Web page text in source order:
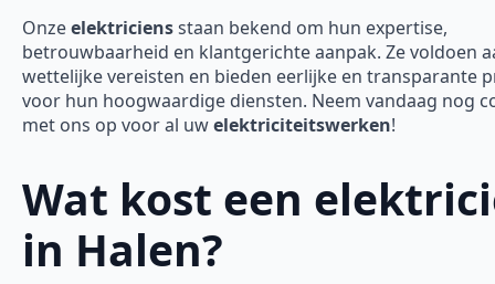
Onzeelektriciensstaan bekend om hun expertise,
betrouwbaarheid en klantgerichte aanpak. Ze voldoen
wettelijke vereisten en bieden eerlijke en transparante
voor hun hoogwaardige diensten. Neem vandaag nog
met ons op voor al uwelektriciteitswerken!
Wat kost een
in Halen?